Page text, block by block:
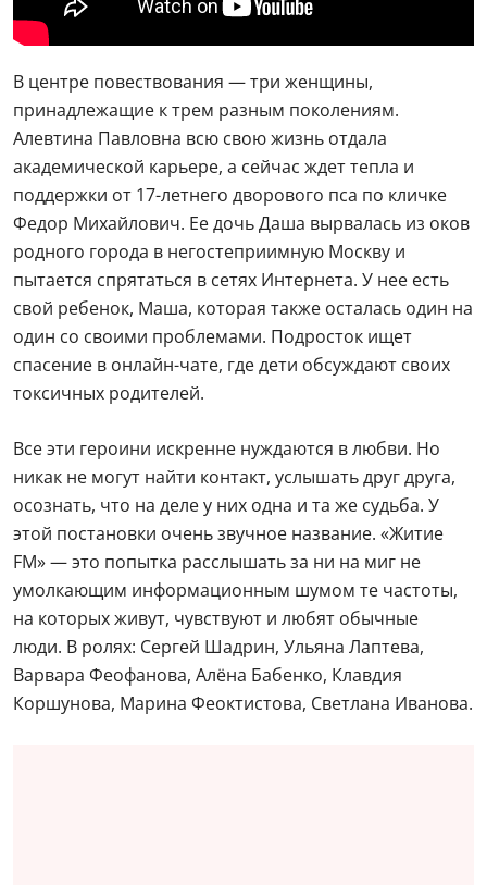
В центре повествования — три женщины,
принадлежащие к трем разным поколениям.
Алевтина Павловна всю свою жизнь отдала
академической карьере, а сейчас ждет тепла и
поддержки от 17-летнего дворового пса по кличке
Федор Михайлович. Ее дочь Даша вырвалась из оков
родного города в негостеприимную Москву и
пытается спрятаться в сетях Интернета. У нее есть
свой ребенок, Маша, которая также осталась один на
один со своими проблемами. Подросток ищет
спасение в онлайн-чате, где дети обсуждают своих
токсичных родителей.
Все эти героини искренне нуждаются в любви. Но
никак не могут найти контакт, услышать друг друга,
осознать, что на деле у них одна и та же судьба. У
этой постановки очень звучное название. «Житие
FM» — это попытка расслышать за ни на миг не
умолкающим информационным шумом те частоты,
на которых живут, чувствуют и любят обычные
люди. В ролях: Сергей Шадрин, Ульяна Лаптева,
Варвара Феофанова, Алёна Бабенко, Клавдия
Коршунова, Марина Феоктистова, Светлана Иванова.